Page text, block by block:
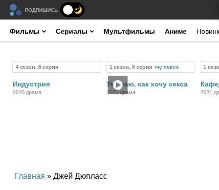
ПОДПИШИСЬ
Фильмы Сериалы Мультфильмы Аниме
4 сезон, 8 серия
Индустрия
2020 драма
1 сезон, 8 серия Сериал
Умираю, как хочу секса
2025 драма
1
2021
Главная » Джей Дюпласс